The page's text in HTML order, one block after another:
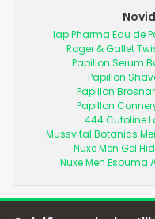
Iap Pharma Eau de
Roger & Gallet
Papillon Serum
Papillon
Papillon
Papillon
444 Cutoline
Mussvital Botanics
Nuxe Men Gel
Nuxe Men Espuma